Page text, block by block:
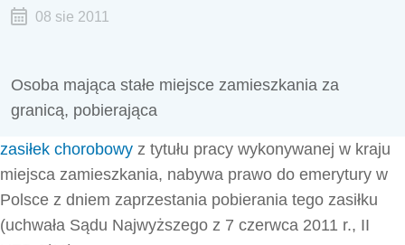
08 sie 2011
Osoba mająca stałe miejsce zamieszkania za
granicą, pobierająca
zasiłek chorobowy z tytułu pracy wykonywanej w kraju
miejsca zamieszkania, nabywa prawo do emerytury w
Polsce z dniem zaprzestania pobierania tego zasiłku
(uchwała Sądu Najwyższego z 7 czerwca 2011 r., II